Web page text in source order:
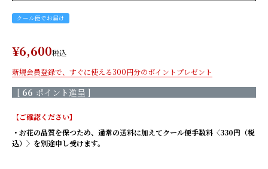
生花×プリザ
枯れないバラと生花の花束/
オレンジ
きせかえローズ(エクリュ) 香
りのサシェ付き
クール便でお届け
¥6,600税込
新規会員登録で、すぐに使える300円分のポイントプレゼント
[ 66 ポイント進呈 ]
【ご確認ください】
・お花の品質を保つため、通常の送料に加えてクール便手数料〈330円（税
込）〉を別途申し受けます。